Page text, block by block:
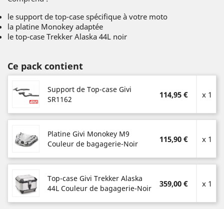
le support de top-case spécifique à votre moto
la platine Monokey adaptée
le top-case Trekker Alaska 44L noir
Ce pack contient
Support de Top-case Givi
SR1162
114,95 € x 1
Platine Givi Monokey M9
Couleur de bagagerie-Noir
115,90 € x 1
Top-case Givi Trekker Alaska
44L Couleur de bagagerie-Noir
359,00 € x 1